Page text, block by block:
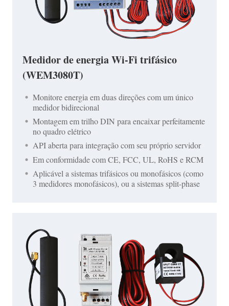
Medidor de energia Wi-Fi trifásico
(WEM3080T)
Monitore energia em duas direções com um único
medidor bidirecional
Montagem em trilho DIN para encaixar perfeitamente
no quadro elétrico
API aberta para integração com seu próprio servidor
Em conformidade com CE, FCC, UL, RoHS e RCM
Aplicável a sistemas trifásicos ou monofásicos (como
3 medidores monofásicos), ou a sistemas split-phase